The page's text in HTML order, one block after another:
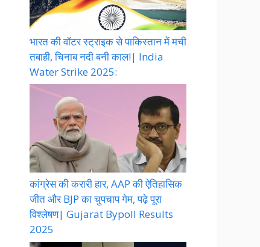
भारत की वॉटर स्ट्राइक से पाकिस्तान में मची
तबाही, चिनाब नदी बनी काल!| India
Water Strike 2025:
कांग्रेस की करारी हार, AAP की ऐतिहासिक
जीत और BJP का चुपचाप गेम, पढ़े पूरा
विश्लेषण| Gujarat Bypoll Results
2025